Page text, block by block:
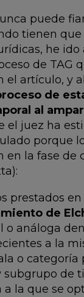
puede
tienen que
he ido
de TAG
el artículo, y
de
al
el juez ha
porque
en la fase de
prestados en
de
o análoga
a la
o categoría
subgrupo de
a la que se